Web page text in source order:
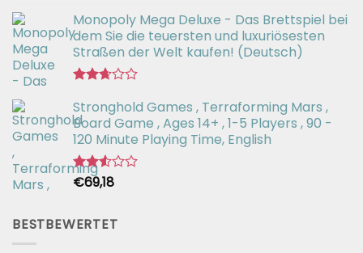
mit
2.66
von 5
Monopoly Mega Deluxe - Das Brettspiel bei
dem Sie die teuersten und luxuriösesten
Straßen der Welt kaufen! (Deutsch)
mit
2.64
von 5
Stronghold Games , Terraforming Mars ,
Board Game , Ages 14+ , 1-5 Players , 90 -
120 Minute Playing Time, English
Bewertet
von 5
€69,18
BESTBEWERTET